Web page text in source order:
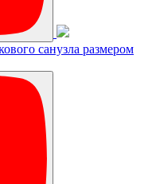
санузла размером